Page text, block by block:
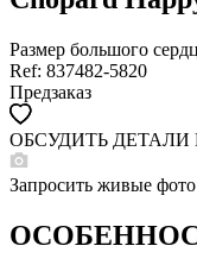
Размер большого
Ref: 837482-5820
Предзаказ
ОБСУДИТЬ ДЕТАЛИ
WHATSAPP
TELEGRAM
ПОЗВОНИТЬ
ЗАПРОС ЗВОНКА
Запросить живые фото